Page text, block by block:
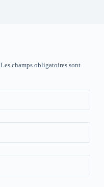
Les champs obligatoires sont